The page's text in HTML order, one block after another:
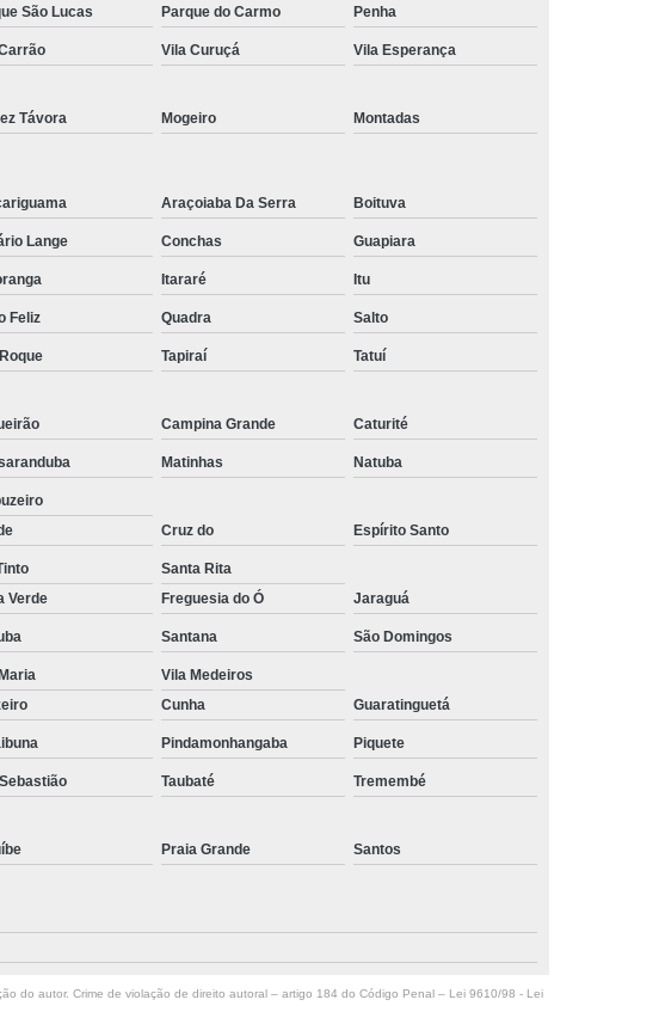
Hiperbárica
Tratamento Oxigenoterapia Hiperbárica
por Oxigenoterapia Tratamento Via Oxigenoterapia
São Lucas Parque do Carmo Penha
Vila Curuçá Vila Esperança
Távora Mogeiro Montadas
Araçoiaba Da Serra Boituva
Lange Conchas Guapiara
Itararé Itu
Feliz Quadra Salto
Tapiraí Tatuí
Campina Grande Caturité
Matinhas Natuba
Cruz do Espírito Santo
Santa Rita
Verde Freguesia do Ó Jaraguá
Santana São Domingos
Vila Medeiros
Cunha Guaratinguetá
Pindamonhangaba Piquete
Taubaté Tremembé
Praia Grande Santos
do autor. Crime de violação de direito autoral – artigo 184 do Código Penal – Lei 9610/98 - Lei